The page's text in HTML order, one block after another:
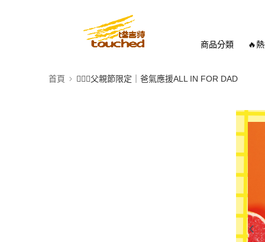
商品分類 🔥
首頁 🧔🏻‍♂父親節限定｜爸氣應援ALL IN FOR DAD